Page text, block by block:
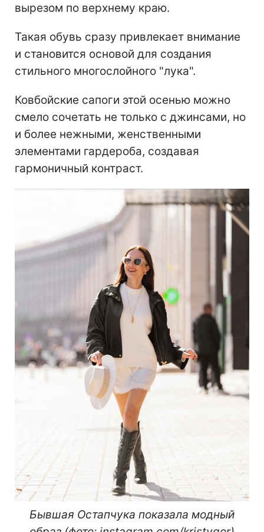
вырезом по верхнему краю.
Такая обувь сразу привлекает внимание
и становится основой для создания
стильного многослойного "лука".
Ковбойские сапоги этой осенью можно
смело сочетать не только с джинсами, но
и более нежными, женственными
элементами гардероба, создавая
гармоничный контраст.
Бывшая Остапчука показала модный